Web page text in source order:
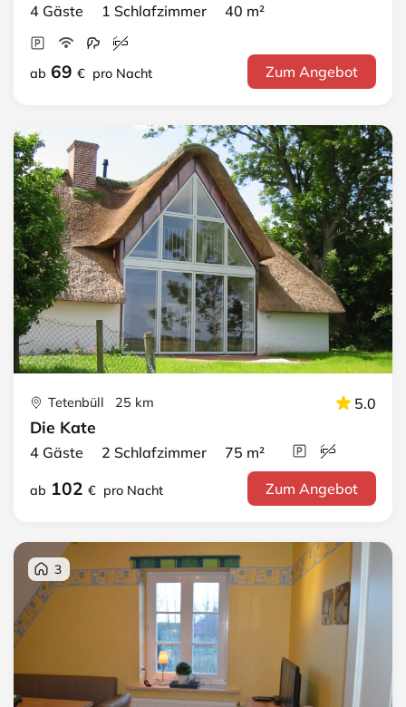
4 Gäste 1 Schlafzimmer 40 m²
ab 69 € pro Nacht Zum Angebot
Tetenbüll 25 km 5.0
Die Kate
4 Gäste 2 Schlafzimmer 75 m²
ab 102 € pro Nacht Zum Angebot
3